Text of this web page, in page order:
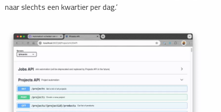
naar slechts een kwartier per dag.’